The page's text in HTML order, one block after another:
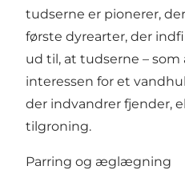
tudserne er pionerer,
første dyrearter, der
ud til, at tudserne – som
interessen for et
der indvandrer fjender,
tilgroning.
Parring og æglægning